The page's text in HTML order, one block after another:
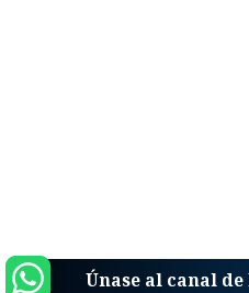
Únase al canal